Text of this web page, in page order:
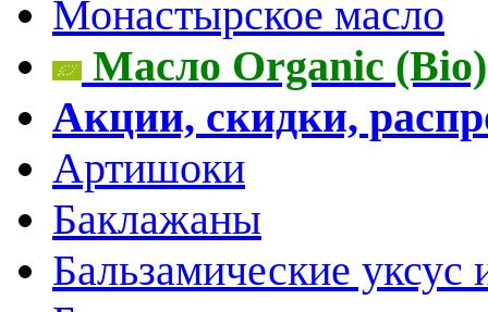
Монастырское масло
Масло Organic (Bio)
Акции, скидки,
Артишоки
Баклажаны
Бальзамические уксус